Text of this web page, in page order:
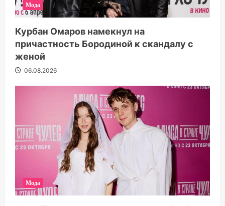
Мода
Курбан Омаров намекнул на
причастность Бородиной к скандалу с
женой
06.08.2026
Мода